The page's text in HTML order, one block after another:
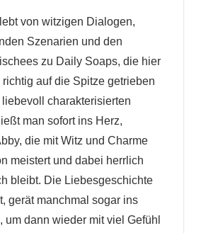
von witzigen Dialogen,
Szenarien und den
zu Daily Soaps, die hier
auf die Spitze getrieben
charakterisierten
man sofort ins Herz,
die mit Witz und Charme
meistert und dabei herrlich
bleibt. Die Liebesgeschichte
gerät manchmal sogar ins
um dann wieder mit viel Gefühl